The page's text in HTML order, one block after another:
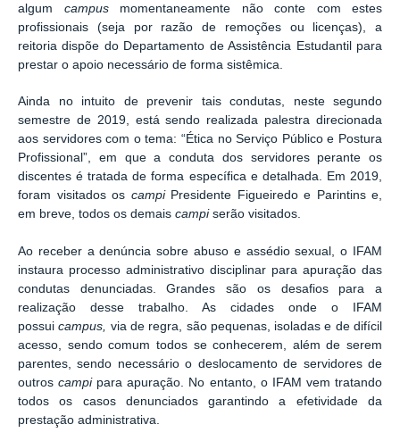
algum campus momentaneamente não conte com estes
profissionais (seja por razão de remoções ou licenças), a
reitoria dispõe do Departamento de Assistência Estudantil para
prestar o apoio necessário de forma sistêmica.
Ainda no intuito de prevenir tais condutas, neste segundo
semestre de 2019, está sendo realizada palestra direcionada
aos servidores com o tema: “Ética no Serviço Público e Postura
Profissional”, em que a conduta dos servidores perante os
discentes é tratada de forma específica e detalhada. Em 2019,
foram visitados os campiPresidente Figueiredo e Parintins e,
em breve, todos os demais campi serão visitados.
Ao receber a denúncia sobre abuso e assédio sexual, o IFAM
instaura processo administrativo disciplinar para apuração das
condutas denunciadas. Grandes são os desafios para a
realização desse trabalho. As cidades onde o IFAM
possuicampus, via de regra, são pequenas, isoladas e de difícil
acesso, sendo comum todos se conhecerem, além de serem
parentes, sendo necessário o deslocamento de servidores de
outroscampipara apuração. No entanto, o IFAM vem tratando
todos os casos denunciados garantindo a efetividade da
prestação administrativa.